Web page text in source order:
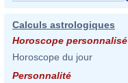
Calculs astrologiques
Horoscope personnalisé
Horoscope du jour
Personnalité